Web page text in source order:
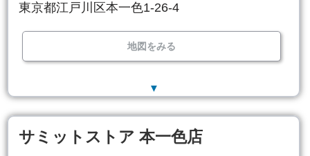
東京都江戸川区本一色1-26-4
地図をみる
▼
サミットストア 本一色店